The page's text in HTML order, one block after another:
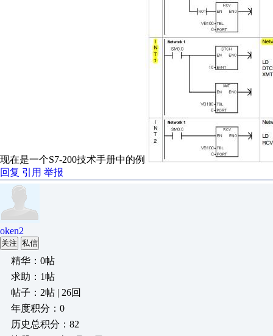
现在是一个S7-200技术手册中的例
回复 引用 举报
oken2
关注 私信
精华：0帖
求助：1帖
帖子：2帖 | 26回
年度积分：0
历史总积分：82